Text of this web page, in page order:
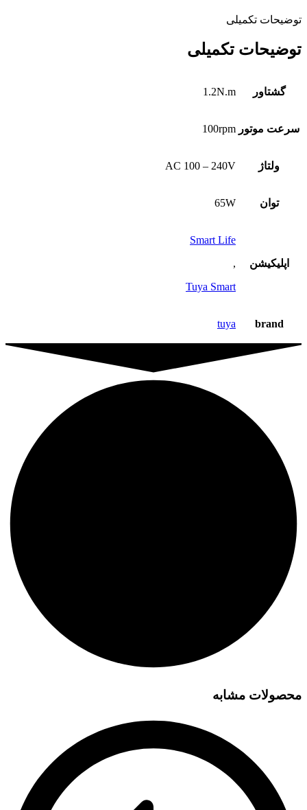
توضیحات تکمیلی
توضیحات تکمیلی
گشتاور 1.2N.m
سرعت موتور 100rpm
ولتاژ AC 100 – 240V
توان 65W
اپلیکیشن
Smart Life
,
Tuya Smart
brand
tuya
محصولات مشابه